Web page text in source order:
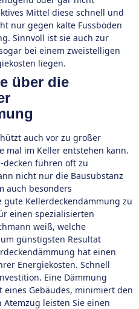
Mittel diese schnell und
nur gegen kalte Fussböden
Sinnvoll ist sie auch zur
bei einem zweistelligen
liegen.
über die
auch vor zu großer
mal im Keller entstehen kann.
decken führen oft zu
nicht nur die Bausubstanz
auch besonders
Kellerdeckendämmung zu
einen spezialisierten
weiß, welche
günstigsten Resultat
hat einen
Energiekosten. Schnell
Eine Dämmung
Gebäudes, minimiert den
leisten Sie einen